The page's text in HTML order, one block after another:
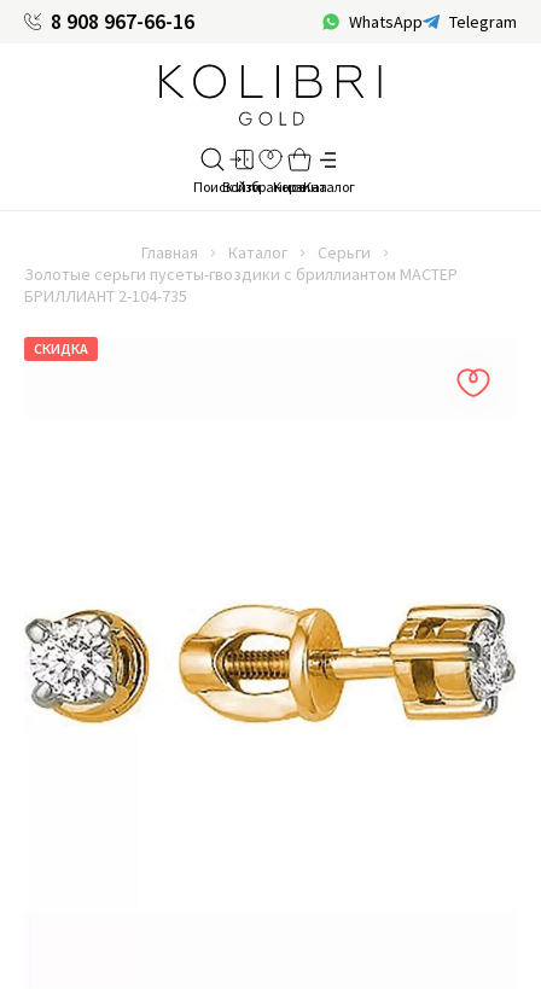
8 908 967-66-16 WhatsApp Telegram
Главная Каталог
Серьги
Золотые серьги пусеты-гвоздики с бриллиантом МАСТЕР
БРИЛЛИАНТ 2-104-735
СКИДКА